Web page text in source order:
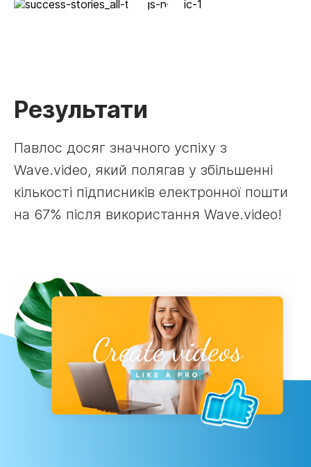
Результати
Павлос досяг значного успіху з
Wave.video, який полягав у збільшенні
кількості підписників електронної пошти
на 67% після використання Wave.video!